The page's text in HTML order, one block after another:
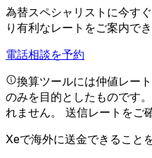
為替スペシャリストに今す
り有利なレートをご案内でき
電話相談を予約
換算ツールには仲値レー
のみを目的としたものです
れません。 送信レートをご
Xeで海外に送金できること